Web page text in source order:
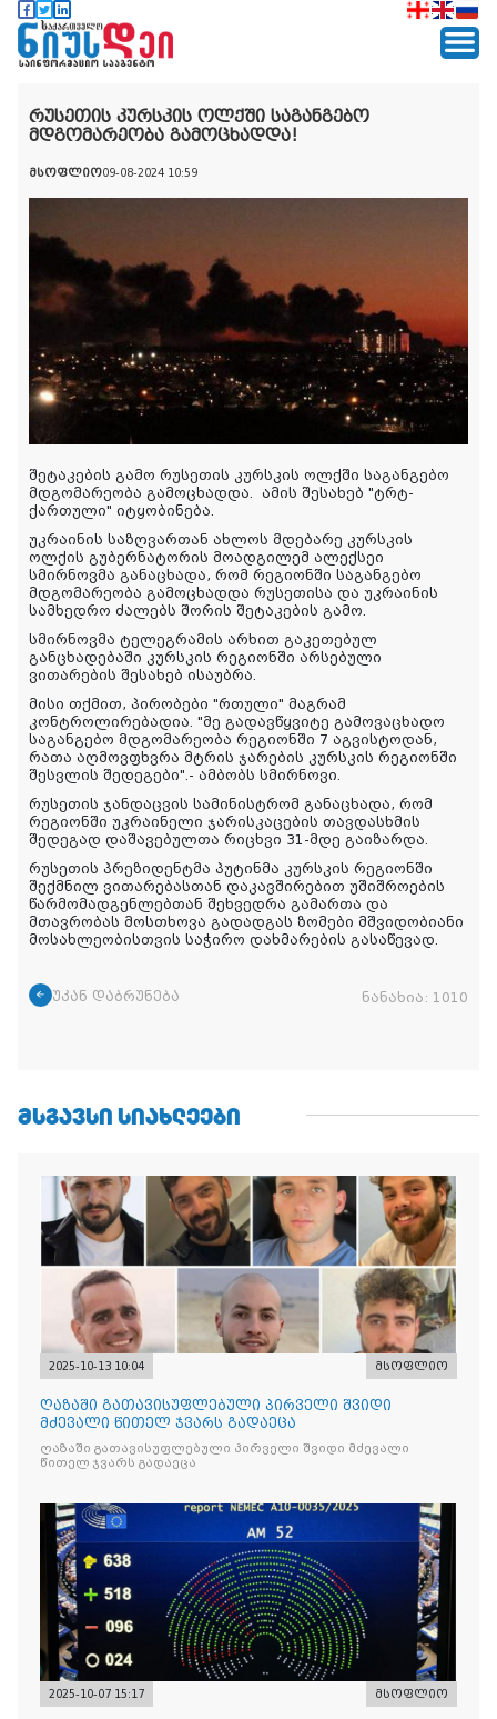
რუსეთის კურსკის ოლქში საგანგებო
მდგომარეობა გამოცხადდა!
მსოფლიო09-08-2024 10:59
შეტაკების გამო რუსეთის კურსკის ოლქში საგანგებო
მდგომარეობა გამოცხადდა. ამის შესახებ "ტრტ-
ქართული" იტყობინება.
უკრაინის საზღვართან ახლოს მდებარე კურსკის
ოლქის გუბერნატორის მოადგილემ ალექსეი
სმირნოვმა განაცხადა, რომ რეგიონში საგანგებო
მდგომარეობა გამოცხადდა რუსეთისა და უკრაინის
სამხედრო ძალებს შორის შეტაკების გამო.
სმირნოვმა ტელეგრამის არხით გაკეთებულ
განცხადებაში კურსკის რეგიონში არსებული
ვითარების შესახებ ისაუბრა.
მისი თქმით, პირობები "რთული" მაგრამ
კონტროლირებადია. "მე გადავწყვიტე გამოვაცხადო
საგანგებო მდგომარეობა რეგიონში 7 აგვისტოდან,
რათა აღმოვფხვრა მტრის ჯარების კურსკის რეგიონში
შესვლის შედეგები".- ამბობს სმირნოვი.
რუსეთის ჯანდაცვის სამინისტრომ განაცხადა, რომ
რეგიონში უკრაინელი ჯარისკაცების თავდასხმის
შედეგად დაშავებულთა რიცხვი 31-მდე გაიზარდა.
რუსეთის პრეზიდენტმა პუტინმა კურსკის რეგიონში
შექმნილ ვითარებასთან დაკავშირებით უშიშროების
წარმომადგენლებთან შეხვედრა გამართა და
მთავრობას მოსთხოვა გადადგას ზომები მშვიდობიანი
მოსახლეობისთვის საჭირო დახმარების გასაწევად.
უკან დაბრუნება ნანახია: 1010
ᲛᲡᲒᲐᲕᲡᲘ ᲡᲘᲐᲮᲚᲔᲔᲑᲘ
2025-10-13 10:04 მსოფლიო
ღაზაში გათავისუფლებული პირველი შვიდი
მძევალი წითელ ჯვარს გადაეცა
ღაზაში გათავისუფლებული პირველი შვიდი მძევალი
წითელ ჯვარს გადაეცა
2025-10-07 15:17 მსოფლიო